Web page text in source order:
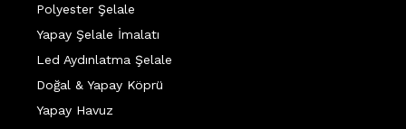
Polyester Şelale
Yapay Şelale İmalatı
Led Aydınlatma Şelale
Doğal & Yapay Köprü
Yapay Havuz